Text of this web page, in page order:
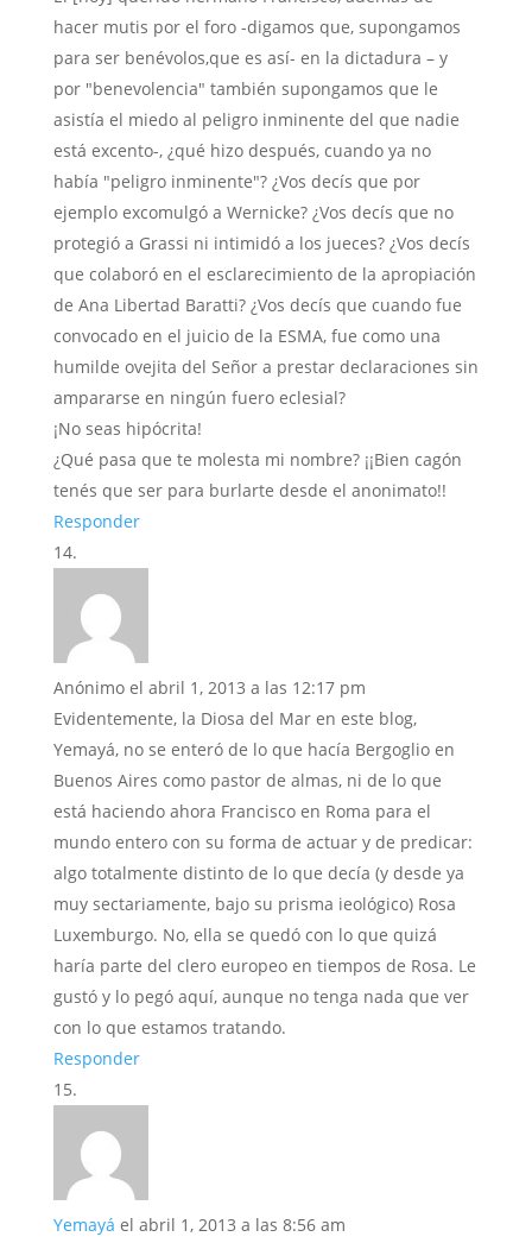
hacer mutis por el foro -digamos que, supongamos
para ser benévolos,que es así- en la dictadura – y
por "benevolencia" también supongamos que le
asistía el miedo al peligro inminente del que nadie
está excento-, ¿qué hizo después, cuando ya no
había "peligro inminente"? ¿Vos decís que por
ejemplo excomulgó a Wernicke? ¿Vos decís que no
protegió a Grassi ni intimidó a los jueces? ¿Vos decís
que colaboró en el esclarecimiento de la apropiación
de Ana Libertad Baratti? ¿Vos decís que cuando fue
convocado en el juicio de la ESMA, fue como una
humilde ovejita del Señor a prestar declaraciones sin
ampararse en ningún fuero eclesial?
¡No seas hipócrita!
¿Qué pasa que te molesta mi nombre? ¡¡Bien cagón
tenés que ser para burlarte desde el anonimato!!
Responder
Anónimo el abril 1, 2013 a las 12:17 pm
Evidentemente, la Diosa del Mar en este blog,
Yemayá, no se enteró de lo que hacía Bergoglio en
Buenos Aires como pastor de almas, ni de lo que
está haciendo ahora Francisco en Roma para el
mundo entero con su forma de actuar y de predicar:
algo totalmente distinto de lo que decía (y desde ya
muy sectariamente, bajo su prisma ieológico) Rosa
Luxemburgo. No, ella se quedó con lo que quizá
haría parte del clero europeo en tiempos de Rosa. Le
gustó y lo pegó aquí, aunque no tenga nada que ver
con lo que estamos tratando.
Responder
Yemayá el abril 1, 2013 a las 8:56 am